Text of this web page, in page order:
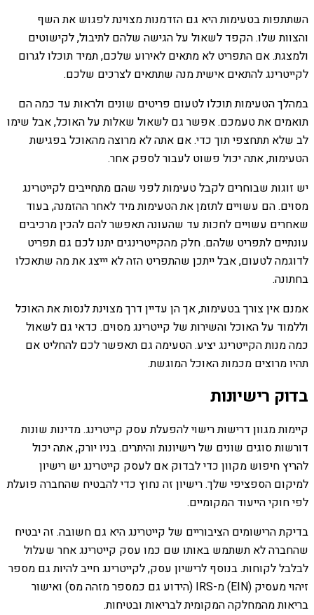
השתתפות בטעימות היא גם הזדמנות מצוינת לפגוש את השף
והצוות שלו. הקפד לשאול על הגישה שלהם לתיבול, לקישוטים
ולמצגת. אם התפריט לא מתאים לאירוע שלכם, תמיד תוכלו לגרום
לקייטרינג להתאים אישית מנה שתתאים לצרכים שלכם.
במהלך הטעימות תוכלו לטעום פריטים שונים ולראות עד כמה הם
תואמים את טעמכם. אפשר גם לשאול שאלות על האוכל, אבל שימו
לב שלא תתחצפי תוך כדי. אם אתה לא מרוצה מהאוכל בפגישת
הטעימות, אתה יכול פשוט לעבור לספק אחר.
יש זוגות שבוחרים לקבל טעימות לפני שהם מתחייבים לקייטרינג
מסוים. הם עשויים לתזמן את הטעימות מיד לאחר ההזמנה, בעוד
שאחרים עשויים לחכות עד שהעונה תאפשר להם להכין מרכיבים
עונתיים לתפריט שלהם. חלק מהקייטרינגים יתנו לכם גם תפריט
לדוגמה לטעום, אבל ייתכן שהתפריט הזה לא יייצג את מה שתאכלו
בחתונה.
אמנם אין צורך בטעימות, אך הן עדיין דרך מצוינת לנסות את האוכל
וללמוד על האוכל והשירות של קייטרינג מסוים. כדאי גם לשאול
כמה מנות הקייטרינג יציע. הטעימה גם תאפשר לכם להחליט אם
תהיו מרוצים מכמות האוכל המוגשת.
בדוק רישיונות
קיימות מגוון דרישות רישוי להפעלת עסק קייטרינג. מדינות שונות
דורשות סוגים שונים של רישיונות והיתרים. בניו יורק, אתה יכול
להריץ חיפוש מקוון כדי לבדוק אם לעסק קייטרינג יש רישיון
למיקום הספציפי שלך. רישיון זה נחוץ כדי להבטיח שהחברה פועלת
לפי חוקי הייעוד המקומיים.
בדיקת הרישומים הציבוריים של קייטרינג היא גם חשובה. זה יבטיח
שהחברה לא תשתמש באותו שם כמו עסק קייטרינג אחר שעלול
לבלבל לקוחות. בנוסף לרישיון עסק, לקייטרינג חייב להיות גם מספר
זיהוי מעסיק (EIN) מ-IRS (הידוע גם כמספר מזהה מס) ואישור
בריאות מהמחלקה המקומית לבריאות ובטיחות.